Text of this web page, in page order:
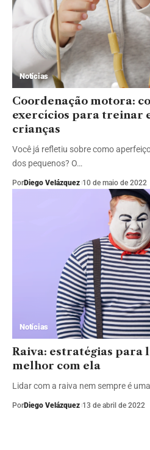
Notícias
Coordenação motora:
exercícios para treinar
crianças
Você já refletiu sobre como
dos pequenos? O…
PorDiego Velázquez 10 de maio de 2022
Notícias
Raiva: estratégias para
melhor com ela
Lidar com a raiva nem sempre é
PorDiego Velázquez 13 de abril de 2022